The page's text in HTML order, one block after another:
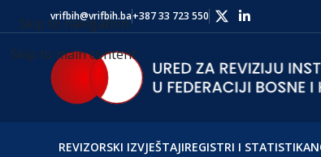
Skip to navigation
Skip to main content
vrifbih@vrifbih.ba+387 33 723 550
REVIZORSKI IZVJEŠTAJIREGISTRI I STATISTIKA